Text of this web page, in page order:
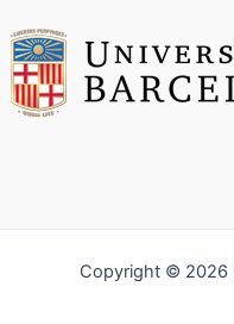
Copyright © 2026